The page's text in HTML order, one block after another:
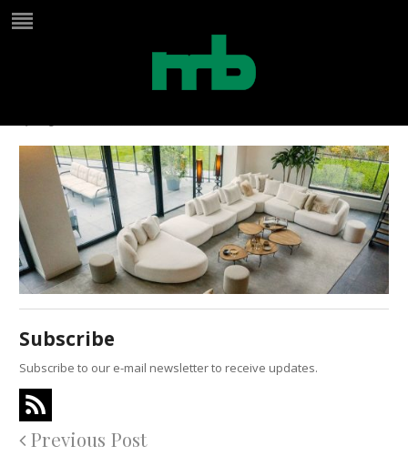
slider Medusa-5
Subscribe
Subscribe to our e-mail newsletter to receive updates.
Previous Post